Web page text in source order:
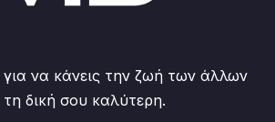
για να κάνεις την ζωή των άλλων
τη δική σου καλύτερη.